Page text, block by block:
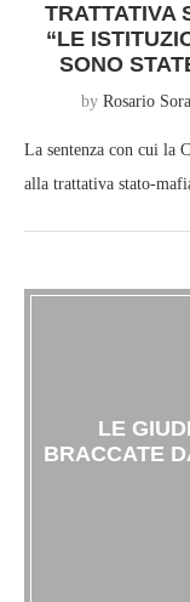
TRATTATIVA
“LE
SONO
by Rosario
La sentenza con cui la
alla trattativa stato-
LE
BRACCATE